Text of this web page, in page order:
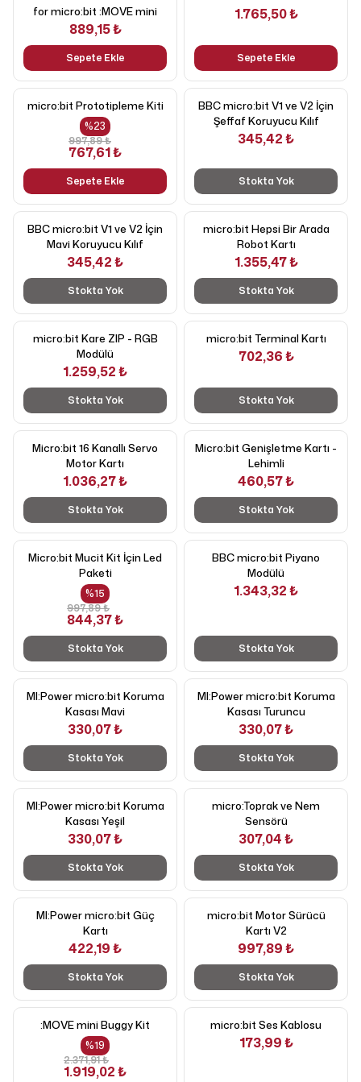
for micro:bit :MOVE mini
889,15 ₺
Sepete Ekle
1.765,50 ₺
Sepete Ekle
micro:bit Prototipleme Kiti
%23
997,89 ₺
767,61 ₺
Sepete Ekle
BBC micro:bit V1 ve V2 İçin
Şeffaf Koruyucu Kılıf
345,42 ₺
Stokta Yok
BBC micro:bit V1 ve V2 İçin
Mavi Koruyucu Kılıf
345,42 ₺
Stokta Yok
micro:bit Hepsi Bir Arada
Robot Kartı
1.355,47 ₺
Stokta Yok
micro:bit Kare ZIP - RGB
Modülü
1.259,52 ₺
Stokta Yok
micro:bit Terminal Kartı
702,36 ₺
Stokta Yok
Micro:bit 16 Kanallı Servo
Motor Kartı
1.036,27 ₺
Stokta Yok
Micro:bit Genişletme Kartı -
Lehimli
460,57 ₺
Stokta Yok
Micro:bit Mucit Kit İçin Led
Paketi
%15
997,89 ₺
844,37 ₺
Stokta Yok
BBC micro:bit Piyano
Modülü
1.343,32 ₺
Stokta Yok
MI:Power micro:bit Koruma
Kasası Mavi
330,07 ₺
Stokta Yok
MI:Power micro:bit Koruma
Kasası Turuncu
330,07 ₺
Stokta Yok
MI:Power micro:bit Koruma
Kasası Yeşil
330,07 ₺
Stokta Yok
micro:Toprak ve Nem
Sensörü
307,04 ₺
Stokta Yok
MI:Power micro:bit Güç
Kartı
422,19 ₺
Stokta Yok
micro:bit Motor Sürücü
Kartı V2
997,89 ₺
Stokta Yok
:MOVE mini Buggy Kit
%19
2.371,91 ₺
1.919,02 ₺
micro:bit Ses Kablosu
173,99 ₺